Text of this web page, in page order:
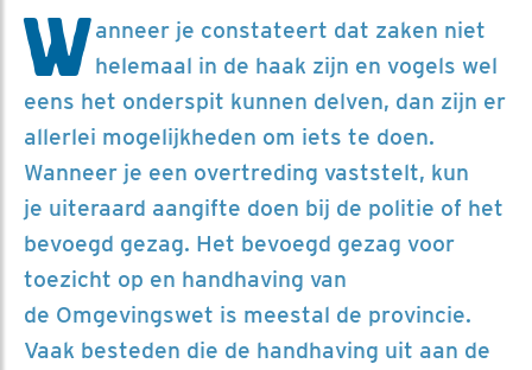
Wanneer je constateert dat zaken niet
helemaal in de haak zijn en vogels wel
eens het onderspit kunnen delven, dan zijn er
allerlei mogelijkheden om iets te doen.
Wanneer je een overtreding vaststelt, kun
je uiteraard aangifte doen bij de politie of het
bevoegd gezag. Het bevoegd gezag voor
toezicht op en handhaving van
de Omgevingswet is meestal de provincie.
Vaak besteden die de handhaving uit aan de